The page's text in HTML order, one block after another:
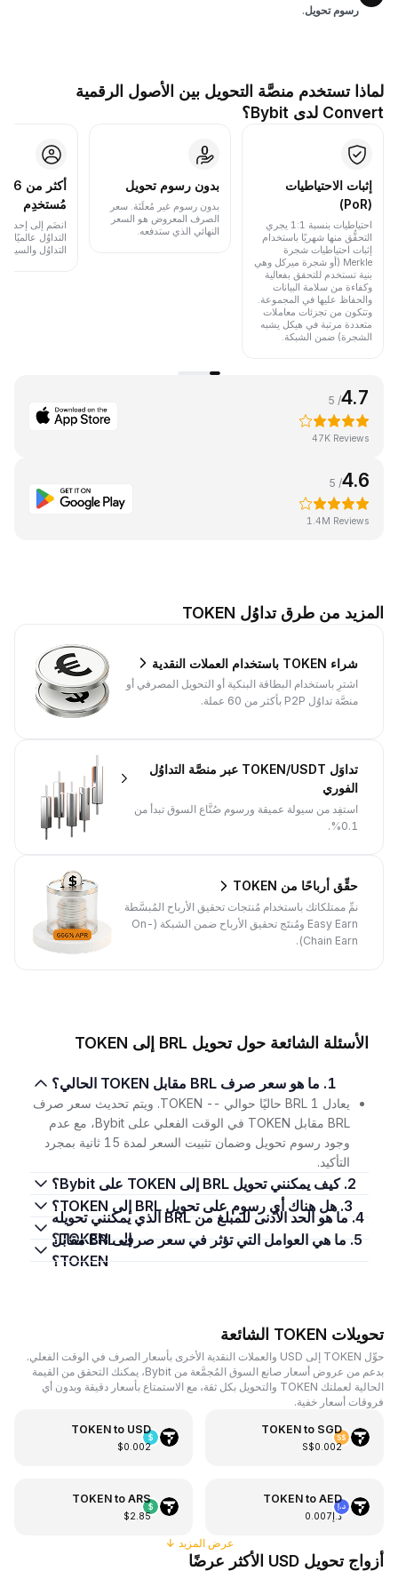
رسوم تحويل.
لماذا تستخدم منصَّة التحويل بين الأصول الرقمية
Convert لدى Bybit؟
إثبات الاحتياطيات
(PoR)
احتياطيات بنسبة 1:1 يجري
التحقُّق منها شهريًا باستخدام
إثبات احتياطيات شجرة
Merkle (أو شجرة ميركل وهي
بنية تستخدم للتحقق بفعالية
وكفاءة من سلامة البيانات
والحفاظ عليها في المجموعة.
وتتكون من تجزئات معاملات
متعددة مرتبة في هيكل يشبه
الشجرة) ضمن الشبكة.
بدون رسوم تحويل
بدون رسوم غير مُعلَنَة. سعر
الصرف المعروض هو السعر
النهائي الذي ستدفعه.
مُستخدِم
انضَم إلى إحدى
التداوُل
التداوُل والسيولة.
4.7
/ 5
47K Reviews
4.6
/ 5
1.4M Reviews
المزيد من طرق تداوُل TOKEN
شراء TOKEN باستخدام العملات النقدية
اشترِ باستخدام البطاقة البنكية أو التحويل المصرفي أو
منصَّة تداوُل P2P بأكثر من 60 عملة.
تداوَل TOKEN/USDT عبر منصَّة التداوُل
الفوري
استفِد من سيولة عميقة ورسوم صُنَّاع السوق تبدأ من
0.1%.
حقِّق أرباحًا من TOKEN
نمِّ ممتلكاتك باستخدام مُنتجات تحقيق الأرباح المُبسَّطة
Easy Earn ومُنتَج تحقيق الأرباح ضمن الشبكة (On-
Chain Earn).
الأسئلة الشائعة حول تحويل BRL إلى TOKEN
1. ما هو سعر صرف BRL مقابل TOKEN الحالي؟
يعادل 1 BRL حاليًا حوالي -- TOKEN. ويتم تحديث سعر صرف
BRL مقابل TOKEN في الوقت الفعلي على Bybit، مع عدم
وجود رسوم تحويل وضمان تثبيت السعر لمدة 15 ثانية بمجرد
التأكيد.
2. كيف يمكنني تحويل BRL إلى TOKEN على Bybit؟
3. هل هناك أي رسوم على تحويل BRL إلى TOKEN؟
4. ما هو الحد الأدنى للمبلغ من BRL الذي يمكنني تحويله
إلى TOKEN؟
5. ما هي العوامل التي تؤثر في سعر صرف BRL مقابل
TOKEN؟
تحويلات TOKEN الشائعة
حوِّل TOKEN إلى USD والعملات النقدية الأخرى بأسعار الصرف في الوقت الفعلي.
بدعم من عروض أسعار صانع السوق المُجمَّعة من Bybit، يمكنك التحقق من القيمة
الحالية لعملتك TOKEN والتحويل بكل ثقة، مع الاستمتاع بأسعار دقيقة وبدون أي
فروقات أسعار خفية.
TOKEN to SGD
S$0.002
TOKEN to USD
$0.002
TOKEN toAED
د.إ0.007
TOKEN toARS
$2.85
عرض المزيد ↓
أزواج تحويل USD الأكثر عرضًا